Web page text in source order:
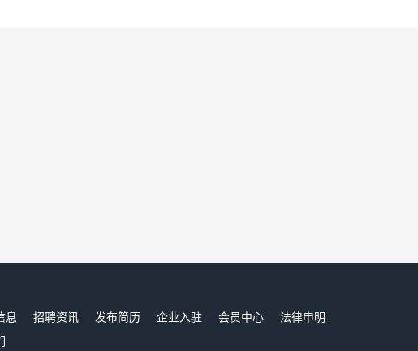
息 招聘资讯 发布简历 企业入驻 会员中心
法律申明